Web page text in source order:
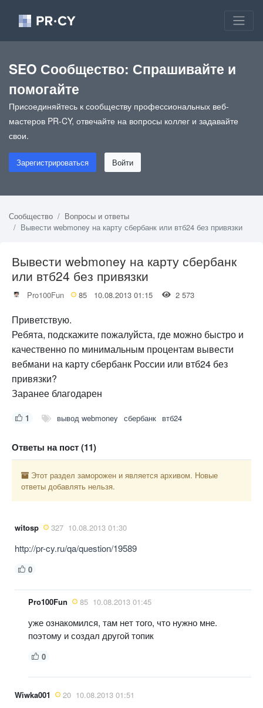
SEO Сообщество: Спрашивайте и
помогайте
Присоединяйтесь к сообществу профессиональных веб-
мастеров PR-CY, отвечайте на вопросы коллег и задавайте
свои.
Зарегистрироваться Войти
Сообщество
Вопросы и ответы
Вывести webmoney на карту сбербанк или втб24 без привязки
Вывести webmoney на карту сбербанк
или втб24 без привязки
Pro100Fun 85 10.08.2013 01:15 2 573
Приветствую.
Ребята, подскажите пожалуйста, где можно быстро и
качественно по минимальным процентам вывести
вебмани на карту сбербанк России или втб24 без
привязки?
Заранее благодарен
1 вывод webmoney сбербанк втб24
Ответы на пост (11)
Этот раздел заморожен и является архивом. Новые
ответы добавлять нельзя.
witosp 327 10.08.2013 01:30
http://pr-cy.ru/qa/question/19589
0
Pro100Fun 85 10.08.2013 01:45
уже ознакомился, там нет того, что нужно мне.
поэтому и создал другой топик
0
Wiwka001 20 10.08.2013 01:51